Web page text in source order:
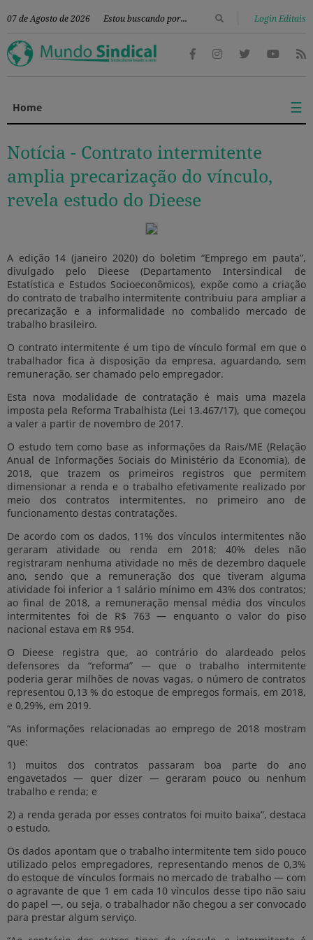
07 de Agosto de 2026 Login Editais
Home ☰
Notícia - Contrato intermitente
amplia precarização do vínculo,
revela estudo do Dieese
A edição 14 (janeiro 2020) do boletim “Emprego em pauta”,
divulgado pelo Dieese (Departamento Intersindical de
Estatística e Estudos Socioeconômicos), expõe como a criação
do contrato de trabalho intermitente contribuiu para ampliar a
precarização e a informalidade no combalido mercado de
trabalho brasileiro.
O contrato intermitente é um tipo de vínculo formal em que o
trabalhador fica à disposição da empresa, aguardando, sem
remuneração, ser chamado pelo empregador.
Esta nova modalidade de contratação é mais uma mazela
imposta pela Reforma Trabalhista (Lei 13.467/17), que começou
a valer a partir de novembro de 2017.
O estudo tem como base as informações da Rais/ME (Relação
Anual de Informações Sociais do Ministério da Economia), de
2018, que trazem os primeiros registros que permitem
dimensionar a renda e o trabalho efetivamente realizado por
meio dos contratos intermitentes, no primeiro ano de
funcionamento destas contratações.
De acordo com os dados, 11% dos vínculos intermitentes não
geraram atividade ou renda em 2018; 40% deles não
registraram nenhuma atividade no mês de dezembro daquele
ano, sendo que a remuneração dos que tiveram alguma
atividade foi inferior a 1 salário mínimo em 43% dos contratos;
ao final de 2018, a remuneração mensal média dos vínculos
intermitentes foi de R$ 763 — enquanto o valor do piso
nacional estava em R$ 954.
O Dieese registra que, ao contrário do alardeado pelos
defensores da “reforma” — que o trabalho intermitente
poderia gerar milhões de novas vagas, o número de contratos
representou 0,13 % do estoque de empregos formais, em 2018,
e 0,29%, em 2019.
“As informações relacionadas ao emprego de 2018 mostram
que:
1) muitos dos contratos passaram boa parte do ano
engavetados — quer dizer — geraram pouco ou nenhum
trabalho e renda; e
2) a renda gerada por esses contratos foi muito baixa”, destaca
o estudo.
Os dados apontam que o trabalho intermitente tem sido pouco
utilizado pelos empregadores, representando menos de 0,3%
do estoque de vínculos formais no mercado de trabalho — com
o agravante de que 1 em cada 10 vínculos desse tipo não saiu
do papel —, ou seja, o trabalhador não chegou a ser convocado
para prestar algum serviço.